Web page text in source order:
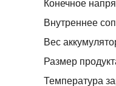
Конечное
Внутреннее
Вес
Размер
Температура